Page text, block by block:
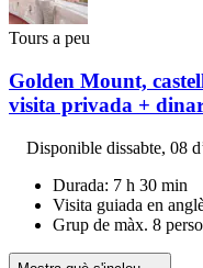
Tours a peu
Golden Mount,
visita privada +
Disponible dissabte, 08
Durada: 7 h 30 min
Visita guiada en
Grup de màx. 8